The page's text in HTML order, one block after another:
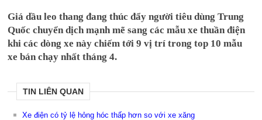
Giá dầu leo thang đang thúc đẩy người tiêu dùng Trung
Quốc chuyển dịch mạnh mẽ sang các mẫu xe thuần điện
khi các dòng xe này chiếm tới 9 vị trí trong top 10 mẫu
xe bán chạy nhất tháng 4.
TIN LIÊN QUAN
Xe điện có tỷ lệ hỏng hóc thấp hơn so với xe xăng